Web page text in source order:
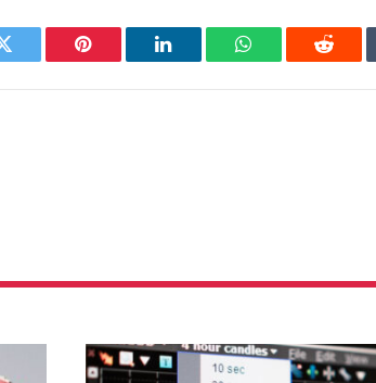
ツ
Pinterest LinkedIn WhatsAppReddit